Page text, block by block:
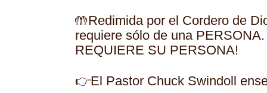
🤲Redimida por el Cordero de
requiere sólo de una
REQUIERE SU PERSONA!
👉El Pastor Chuck Swindoll